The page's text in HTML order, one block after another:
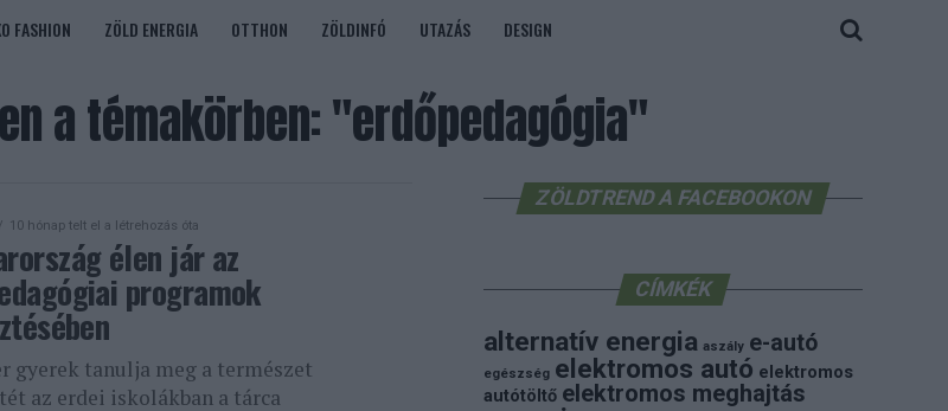
FASHION ZÖLD ENERGIA OTTHON ZÖLDINFÓ UTAZÁS DESIGN
a témakörben: "erdőpedagógia"
10 hónap telt el a létrehozás óta
élen jár az
programok
gyerek tanulja meg a természet
az erdei iskolákban a tárca
ZÖLDTREND A FACEBOOKON
CÍMKÉK
alternatív energia aszály e-autó
egészség elektromos autó elektromos
autótöltő elektromos meghajtás